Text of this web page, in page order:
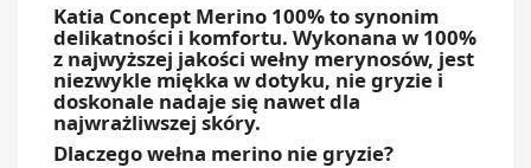
Katia Concept Merino 100% to synonim
delikatności i komfortu. Wykonana w 100%
z najwyższej jakości wełny merynosów, jest
niezwykle miękka w dotyku, nie gryzie i
doskonale nadaje się nawet dla
najwrażliwszej skóry.
Dlaczego wełna merino nie gryzie?